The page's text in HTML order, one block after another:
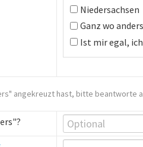
Niedersachsen
Ganz wo anders
Ist mir egal,
angekreuzt hast, bitte beantworte